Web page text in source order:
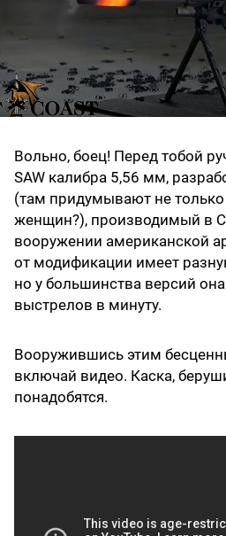
Вольно, боец! Перед тобой
SAW калибра 5,56 мм,
(там придумывают не
женщин?), производимый в
вооружении американской
от модификации имеет
но у большинства версий
выстрелов в минуту.
Вооружившись этим
включай видео. Каска,
понадобятся.